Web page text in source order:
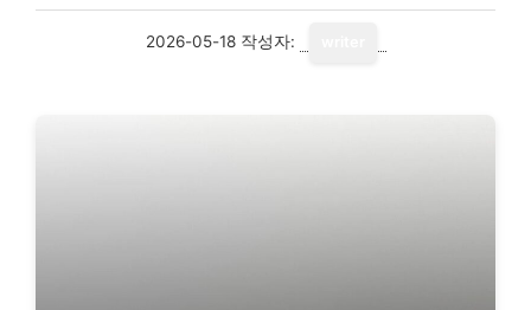
2026-05-18 작성자: